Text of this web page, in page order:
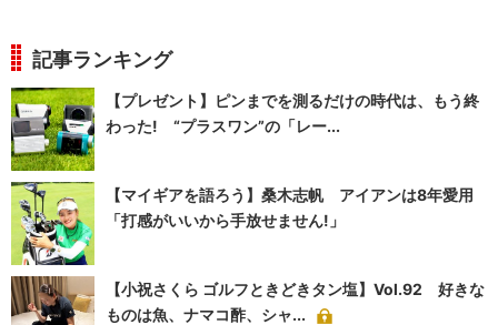
記事ランキング
【プレゼント】ピンまでを測るだけの時代は、もう終
わった! “プラスワン”の「レー...
【マイギアを語ろう】桑木志帆 アイアンは8年愛用
「打感がいいから手放せません!」
【小祝さくら ゴルフときどきタン塩】Vol.92 好きな
ものは魚、ナマコ酢、シャ...